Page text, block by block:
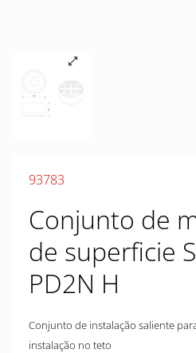
93783
Conjunto de
de superficie
PD2N H
Conjunto de instalação saliente
instalação no teto